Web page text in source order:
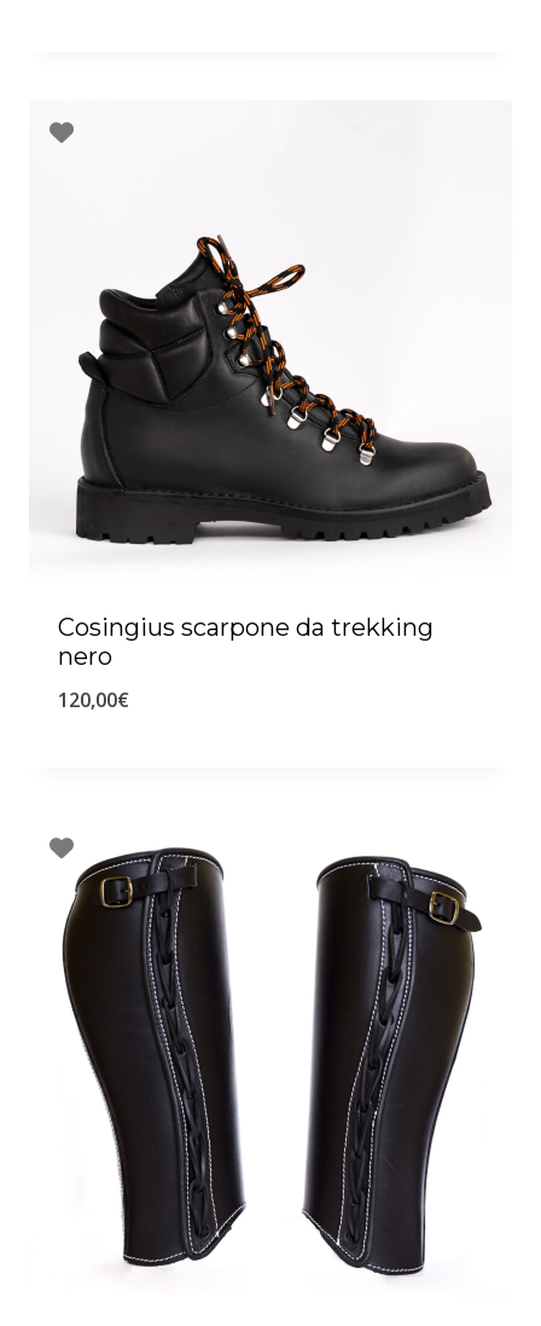
Cosingius scarpone da trekking
nero
120,00€